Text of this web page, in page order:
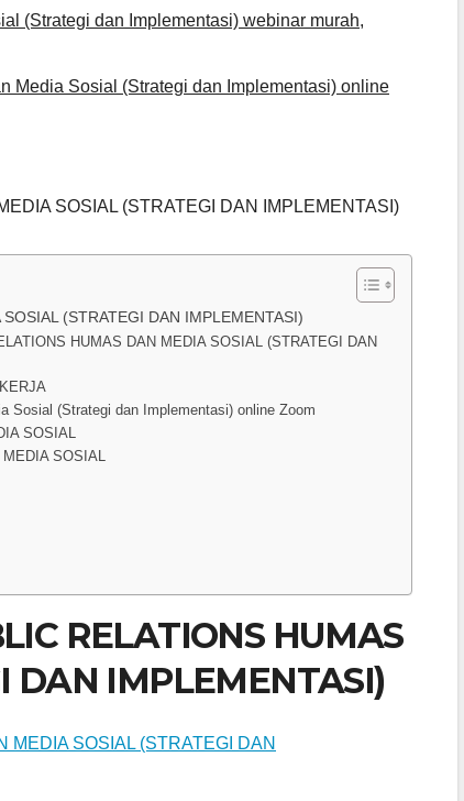
(Strategi dan Implementasi) webinar murah,
Media Sosial (Strategi dan Implementasi) online
SOSIAL (STRATEGI DAN IMPLEMENTASI)
(STRATEGI DAN IMPLEMENTASI)
HUMAS DAN MEDIA SOSIAL (STRATEGI DAN
Sosial (Strategi dan Implementasi) online Zoom
SOSIAL
MEDIA SOSIAL
RELATIONS HUMAS
DAN IMPLEMENTASI)